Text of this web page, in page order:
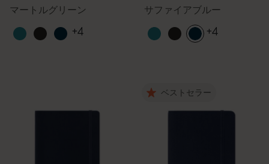
マートルグリーン
+4
サファイアブルー
+4
ベストセラー